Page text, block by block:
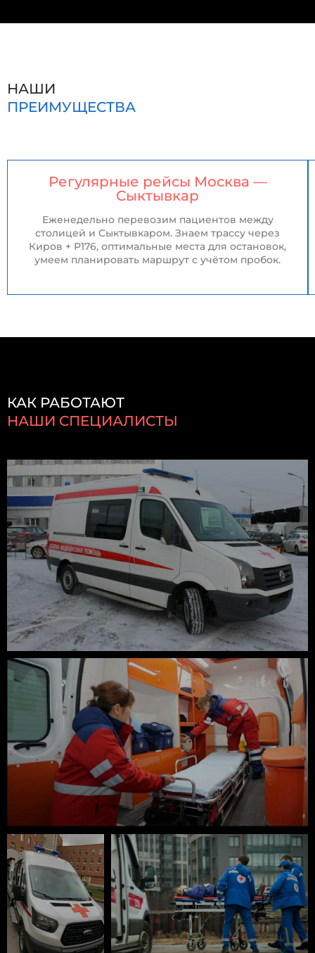
НАШИ
ПРЕИМУЩЕСТВА
Регулярные рейсы Москва —
Сыктывкар
Еженедельно перевозим пациентов между
столицей и Сыктывкаром. Знаем трассу через
Киров + Р176, оптимальные места для остановок,
умеем планировать маршрут с учётом пробок.
КАК РАБОТАЮТ
НАШИ СПЕЦИАЛИСТЫ